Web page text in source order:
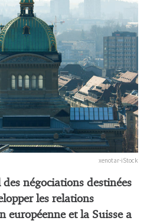
xenotar-iStock
négociations destinées
les relations
européenne et la Suisse a